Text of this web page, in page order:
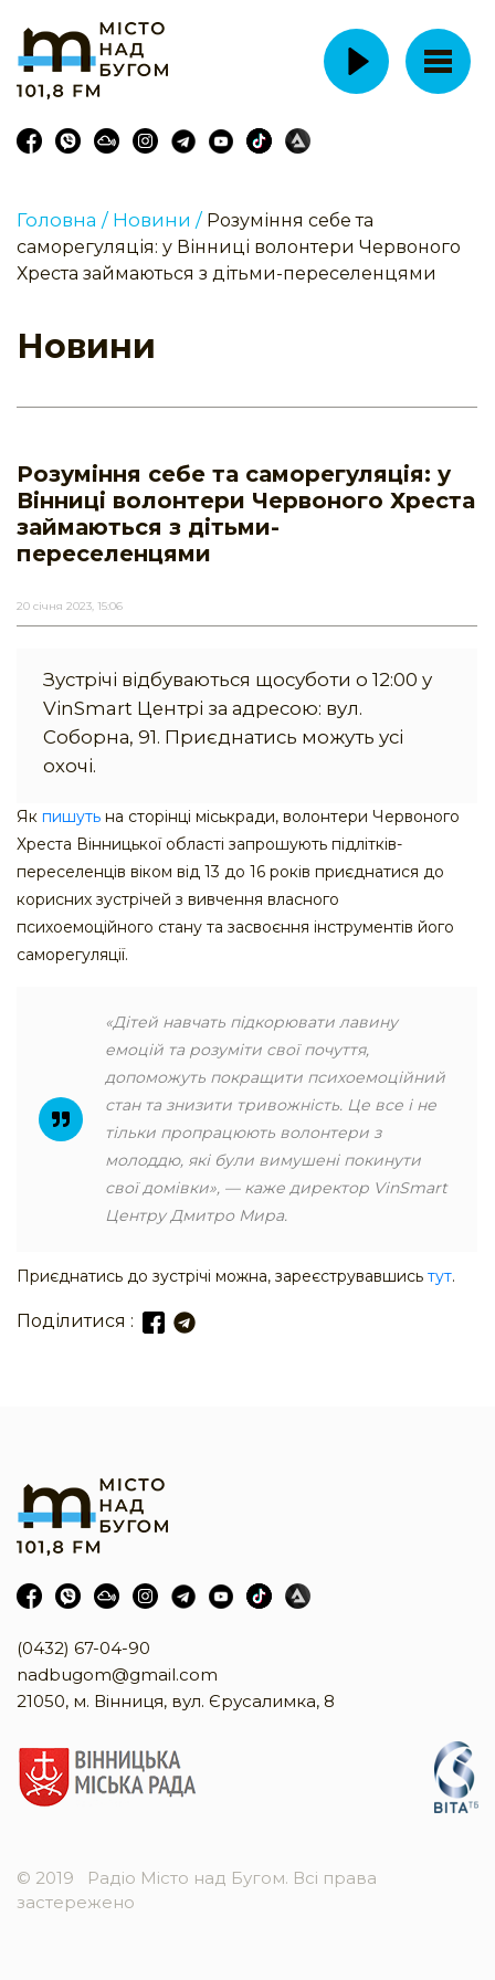
Головна / Новини / Розуміння себе та
саморегуляція: у Вінниці волонтери Червоного
Хреста займаються з дітьми-переселенцями
Новини
Розуміння себе та саморегуляція: у
Вінниці волонтери Червоного Хреста
займаються з дітьми-
переселенцями
20 січня 2023, 15:06
Зустрічі відбуваються щосуботи о 12:00 у
VinSmart Центрі за адресою: вул.
Соборна, 91. Приєднатись можуть усі
охочі.
Як пишуть на сторінці міськради, волонтери Червоного
Хреста Вінницької області запрошують підлітків-
переселенців віком від 13 до 16 років приєднатися до
корисних зустрічей з вивчення власного
психоемоційного стану та засвоєння інструментів його
саморегуляції.
«Дітей навчать підкорювати лавину
емоцій та розуміти свої почуття,
допоможуть покращити психоемоційний
стан та знизити тривожність. Це все і не
тільки пропрацюють волонтери з
молоддю, які були вимушені покинути
свої домівки», — каже директор VinSmart
Центру Дмитро Мира.
Приєднатись до зустрічі можна, зареєструвавшись тут.
Поділитися :
(0432) 67-04-90
nadbugom@gmail.com
21050, м. Вінниця, вул. Єрусалимка, 8
© 2019
Радіо Місто над Бугом. Всі права
застережено